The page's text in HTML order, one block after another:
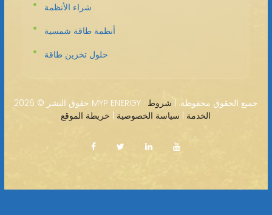
شراء الأنظمة
أنظمة طاقة شمسية
حلول تخزين طاقة
حقوق النشر © 2026 MYP ENERGY · جميع الحقوق محفوظة. | شروط
الخدمة | سياسة الخصوصية | خريطة الموقع